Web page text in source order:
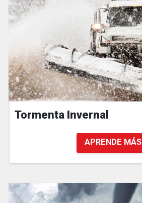
Tormenta Invernal
APRENDE MÁS